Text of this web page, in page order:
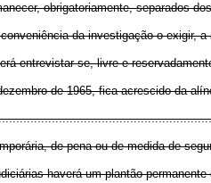
obrigatoriamente, separados
da investigação o exigir,
entrevistar-se, livre e
de 1965, fica acrescido da
de pena ou de medida de
haverá um plantão